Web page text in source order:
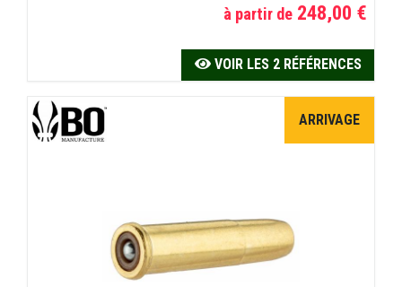
à partir de 248,00 €
VOIR LES 2 RÉFÉRENCES
ARRIVAGE